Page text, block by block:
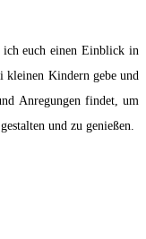
euch einen Einblick in
kleinen Kindern gebe und
Anregungen findet, um
und zu genießen.